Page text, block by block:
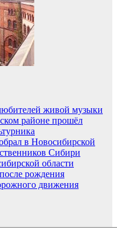
живой музыки
районе прошёл
в Новосибирской
Сибири
области
рождения
движения